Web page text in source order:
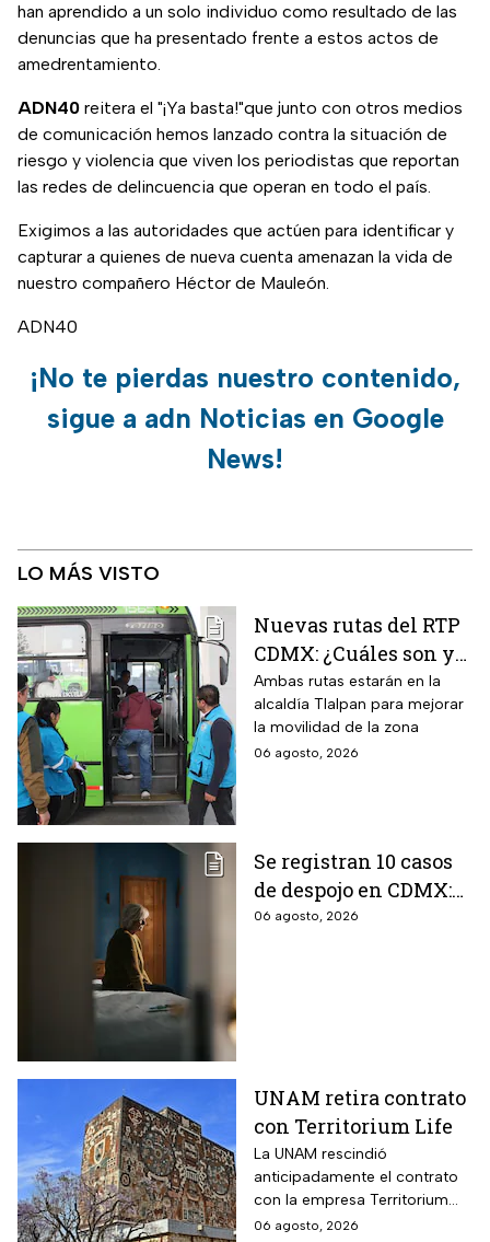
han aprendido a un solo individuo como resultado de las
denuncias que ha presentado frente a estos actos de
amedrentamiento.
ADN40 reitera el "¡Ya basta!"que junto con otros medios
de comunicación hemos lanzado contra la situación de
riesgo y violencia que viven los periodistas que reportan
las redes de delincuencia que operan en todo el país.
Exigimos a las autoridades que actúen para identificar y
capturar a quienes de nueva cuenta amenazan la vida de
nuestro compañero Héctor de Mauleón.
ADN40
¡No te pierdas nuestro contenido,
sigue a adn Noticias en Google
News!
LO MÁS VISTO
Nuevas rutas del RTP
CDMX: ¿Cuáles son y
con qué estaciones
del Metrobús
conectan?
Ambas rutas estarán en la
alcaldía Tlalpan para mejorar
la movilidad de la zona
06 agosto, 2026
Se registran 10 casos
de despojo en CDMX:
adultos mayores son
06 agosto, 2026
UNAM retira contrato
con Territorium Life
La UNAM rescindió
anticipadamente el contrato
con la empresa Territorium
Life, encargada del examen
06 agosto, 2026